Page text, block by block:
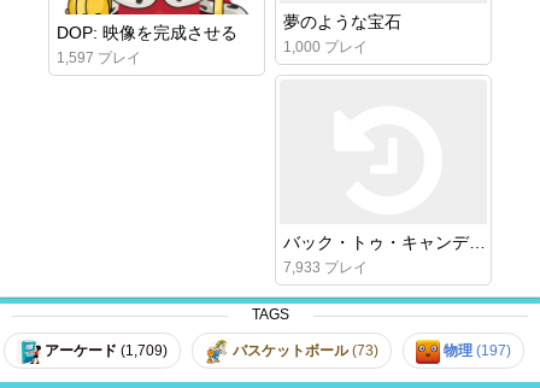
DOP: 映像を完成させる
1,597 プレイ
夢のような宝石
1,000 プレイ
バック・トゥ・キャンディランド - 第3話
7,933 プレイ
TAGS
アーケード (1,709) バスケットボール(73) 物理 (197)